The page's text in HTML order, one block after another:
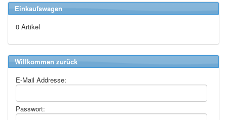
Einkaufswagen
0 Artikel
Willkommen zurück
E-Mail Addresse:
Passwort: